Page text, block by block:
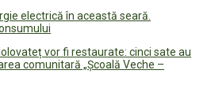
electrică în această seară.
vor fi restaurate: cinci sate au
comunitară „Școală Veche –